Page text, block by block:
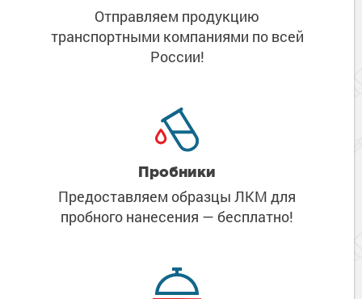
Отправляем продукцию
транспортными компаниями по всей
России!
Пробники
Предоставляем образцы ЛКМ для
пробного нанесения — бесплатно!